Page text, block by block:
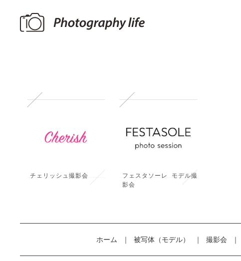
チェリッシュ撮影会
フェスタソーレ モデル撮
影会
ホーム 被写体（モデル） 撮影会